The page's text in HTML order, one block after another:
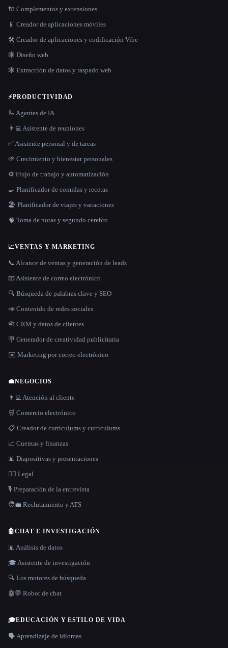
🔌 Complementos y extensiones
📱 Creador de aplicaciones móviles
🛠️ Creador de aplicaciones y codificación Vibe
🕸 Diseño web
🕸️ Extracción de datos y raspado web
⚡PRODUCTIVIDAD
🦾 Agentes de IA
👨‍💻 Asistente de reuniones
✅ Asistente personal y de tareas
🌱 Crecimiento y bienestar personales
⚙️ Flujo de trabajo y automatización
🍳 Planificador de comidas y recetas
🏖 Planificador de viajes y vacaciones
🧠 Toma de notas y segundo cerebro
📈VENTAS Y MARKETING
📞 Alcance de ventas y generación de leads
📧 Asistente de correo electrónico
🔍 Búsqueda de palabras clave y SEO
📣 Contenido de redes sociales
📇 CRM y datos de clientes
🪧 Generador de creatividad publicitaria
✉️ Marketing por correo electrónico
💼NEGOCIOS
👨‍💻 Atención al cliente
🛒 Comercio electrónico
📋 Creador de currículums y currículums
📈 Cuentas y finanzas
📊 Diapositivas y presentaciones
👩‍⚖️ Legal
🎙️ Preparación de la entrevista
🧑‍💼 Reclutamiento y ATS
🤖CHAT E INVESTIGACIÓN
📊 Análisis de datos
🎓 Asistente de investigación
🔍 Los motores de búsqueda
🤖💬 Robot de chat
🎓EDUCACIÓN Y ESTILO DE VIDA
🗣️ Aprendizaje de idiomas